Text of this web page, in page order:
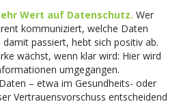
Wert auf Datenschutz. Wer
kommuniziert, welche Daten
passiert, hebt sich positiv ab.
wächst, wenn klar wird: Hier wird
umgegangen.
– etwa im Gesundheits- oder
Vertrauensvorschuss entscheidend